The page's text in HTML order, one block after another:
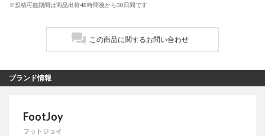
※投稿可能期間は商品出荷48時間後から30日間です
この商品に関するお問い合わせ
ブランド情報
FootJoy
フットジョイ